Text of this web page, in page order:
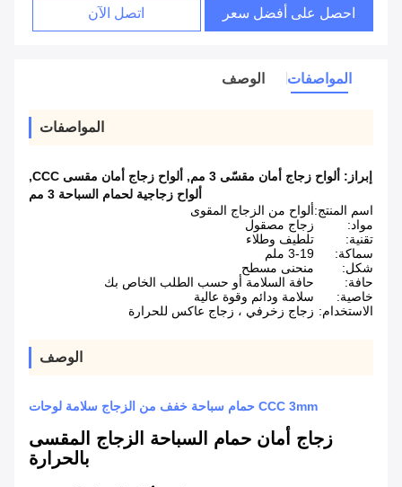
احصل على أفضل سعر اتصل الآن
المواصفات الوصف
المواصفات
إبراز: ألواح زجاج أمان مقسّى 3 مم , ألواح زجاج أمان مقسى CCC
,
ألواح زجاجية لحمام السباحة 3 مم
اسم المنتج:ألواح من الزجاج المقوى
مواد:
زجاج مصقول
تقنية:
تلطيف وطلاء
سماكة:
3-19 ملم
شكل:
منحنى مسطح
حافة:
حافة السلامة أو حسب الطلب الخاص بك
خاصية:
سلامة ودائم وقوة عالية
الاستخدام: زجاج زخرفي ، زجاج عاكس للحرارة
الوصف
CCC 3mm حمام سباحة خفف من الزجاج سلامة لوحات
زجاج أمان حمام السباحة الزجاج المقسى
بالحرارة